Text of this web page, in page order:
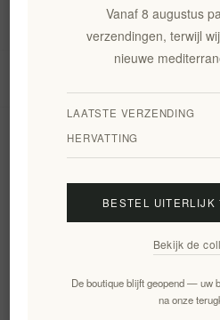
Mijn
Aanmelden Opzeggen
Vanaf 8 augustus
verzendingen, terwijl
nieuwe
LAATSTE VERZENDING
HERVATTING
BESTEL UITERLIJK
Bekijk de
De boutique blijft geopend — uw
na onze